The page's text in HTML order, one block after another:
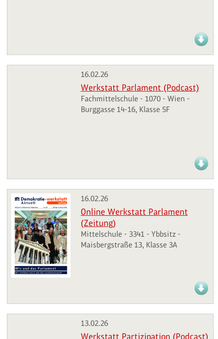
16.02.26
Werkstatt Parlament (Podcast)
Fachmittelschule - 1070 - Wien -
Burggasse 14-16, Klasse 5F
16.02.26
Online Werkstatt Parlament
(Zeitung)
Mittelschule - 3341 - Ybbsitz -
Maisbergstraße 13, Klasse 3A
13.02.26
Werkstatt Partizipation (Podcast)